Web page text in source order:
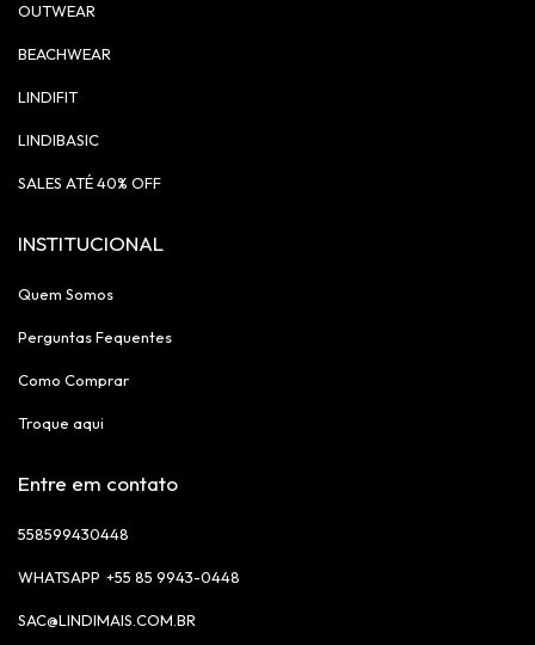
OUTWEAR
BEACHWEAR
LINDIFIT
LINDIBASIC
SALES ATÉ 40% OFF
INSTITUCIONAL
Quem Somos
Perguntas Fequentes
Como Comprar
Troque aqui
Entre em contato
558599430448
+55 85 9943-0448
SAC@LINDIMAIS.COM.BR